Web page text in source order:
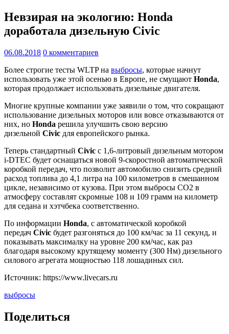
Невзирая на экологию: Honda
доработала дизельную Civic
06.08.2018 0 комментариев
Более строгие тесты WLTP на выбросы, которые начнут
использовать уже этой осенью в Европе, не смущают Honda,
которая продолжает использовать дизельные двигателя.
Многие крупные компании уже заявили о том, что сокращают
использование дизельных моторов или вовсе отказываются от
них, но Honda решила улучшить свою версию
дизельной Civic для европейского рынка.
Теперь стандартный Civic с 1,6-литровый дизельным мотором
i-DTEC будет оснащаться новой 9-скоростной автоматической
коробкой передач, что позволит автомобилю снизить средний
расход топлива до 4,1 литра на 100 километров в смешанном
цикле, независимо от кузова. При этом выбросы CO2 в
атмосферу составлят скромные 108 и 109 грамм на километр
для седана и хэтчбека соответственно.
По информации Honda, с автоматической коробкой
передач Civic будет разгоняться до 100 км/час за 11 секунд, и
показывать максималку на уровне 200 км/час, как раз
благодаря высокому крутящему моменту (300 Нм) дизельного
силового агрегата мощностью 118 лошадиных сил.
Источник: https://www.livecars.ru
выбросы
Поделиться